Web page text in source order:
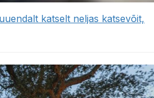
katselt neljas katsevõit,